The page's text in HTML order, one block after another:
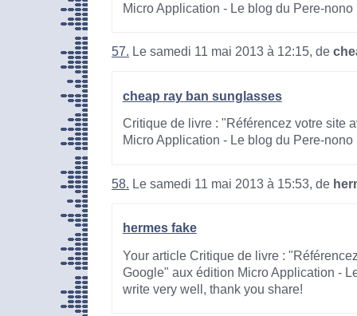
Micro Application - Le blog du Pere-nono
57. Le samedi 11 mai 2013 à 12:15, de
cheap ray ban sunglasses
Critique de livre : "Référencez votre site
Micro Application - Le blog du Pere-nono
58. Le samedi 11 mai 2013 à 15:53, de
hermes fake
Your article Critique de livre :
Google" aux édition Micro Application -
write very well, thank you share!